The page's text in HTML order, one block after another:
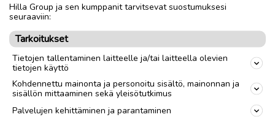
PAIKALLISUUTISET
HILLA GROUP
Ilmoita asiavirheestä
Hilla Group ja sen kumppanit tarvitsevat suostumuksesi
seuraaviin:
Tarkoitukset
Tietojen tallentaminen laitteelle ja/tai laitteella olevien
tietojen käyttö
Kohdennettu mainonta ja personoitu sisältö, mainonnan ja
sisällön mittaaminen sekä yleisötutkimus
Palvelujen kehittäminen ja parantaminen